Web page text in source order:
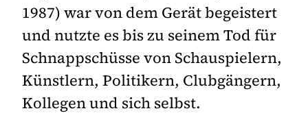
1987) war von dem Gerät begeistert
und nutzte es bis zu seinem Tod für
Schnappschüsse von Schauspielern,
Künstlern, Politikern, Clubgängern,
Kollegen und sich selbst.